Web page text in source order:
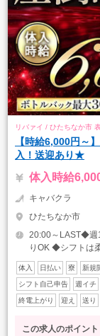
リバァイ / ひたちなか市
【時給6,000円～
入！送迎あり★
体入時給
キャバクラ
ひたちなか市
20:00～LAST◆
りOK ◆シフトは
体入 日払い 寮 新規
シフト自己申告 週イチ
終電上がり 迎え 送り
この求人のポイント